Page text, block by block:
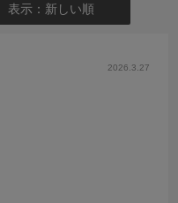
表示：新しい順
2026.3.27